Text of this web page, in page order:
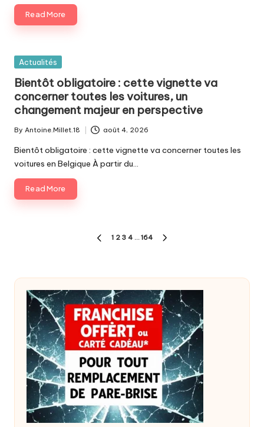
Read More
Posted
Actualités
Bientôt obligatoire : cette vignette va
concerner toutes les voitures, un
changement majeur en perspective
Posted
by
By Antoine.Millet.18 août 4, 2026
Bientôt obligatoire : cette vignette va concerner toutes les
voitures en Belgique À partir du…
Read More
Pagination
publications
PREVIOUS
1 2 3 4 … 164